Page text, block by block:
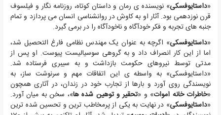
«داستایوفسکی» نویسنده ی رمان و داستان کوتاه، روزنامه نگار و فیلسوف
قرن نوزدهمی بود. آثار او به کاوش در روانشناسی انسان می پردازد و تمام
جنبه های تجربه و فکر خودآگاه و ناخودآگاه را در برمی گیرد.
«داستایوفسکی» اگرچه به عنوان یک مهندس نظامی فارغ التحصیل شد،
اما از این کار انصراف داد و به گروهی سوسیالیست پیوست. او پس از
مدتی توسط نیروهای حکومت بازداشت و به سیبری فرستاده شد.
«داستایوفسکی» به واسطه ی این اتفاقات مهم و سرنوشت ساز، به
نویسندگی روی آورد و بارها از تجارب خود در زندان، در آثاری همچون
«خاطرات خانه اموات» و «تحقیر و توهین شده ها»، سخن به میان آورد.
«داستایوفسکی» در نهایت به یکی از پرمخاطب ترین و تحسین شده ترین